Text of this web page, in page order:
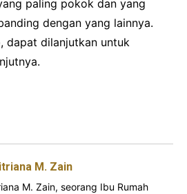
paling pokok dan yang
dengan yang lainnya.
dapat dilanjutkan untuk
M. Zain
M. Zain, seorang Ibu Rumah